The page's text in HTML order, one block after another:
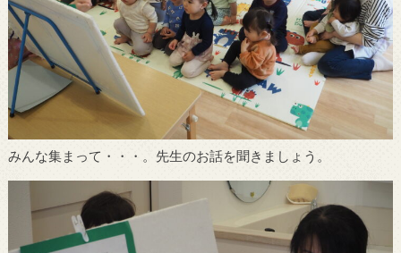
みんな集まって・・・。先生のお話を聞きましょう。